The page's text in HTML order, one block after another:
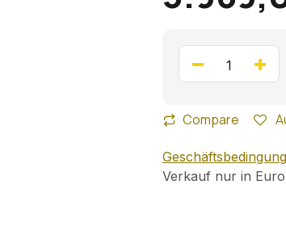
Compare
Verkauf nur in